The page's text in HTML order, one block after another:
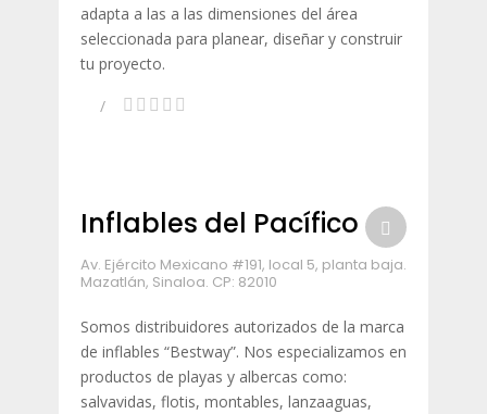
adapta a las a las dimensiones del área
seleccionada para planear, diseñar y construir
tu proyecto.
Inflables del Pacífico
Av. Ejército Mexicano #191, local 5, planta baja.
Mazatlán, Sinaloa. CP: 82010
Somos distribuidores autorizados de la marca
de inflables “Bestway”. Nos especializamos en
productos de playas y albercas como:
salvavidas, flotis, montables, lanzaaguas,